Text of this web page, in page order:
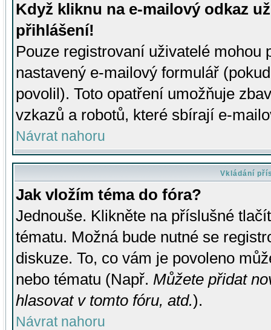
Když kliknu na e-mailový odkaz
přihlášení!
Pouze registrovaní uživatelé mohou
nastavený e-mailový formulář
povolil). Toto opatření umožňuje
vzkazů a robotů, které sbírají e-
Návrat nahoru
Vkládání
Jak vložím téma do fóra?
Jednouše. Klikněte na příslušné
tématu. Možná bude nutné se
diskuze. To, co vám je povoleno
nebo tématu (Např. Můžete přidat
hlasovat v tomto fóru, atd.).
Návrat nahoru